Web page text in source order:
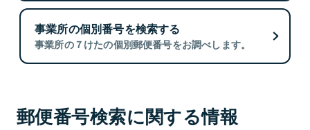
事業所の個別番号を検索する
事業所の７けたの個別郵便番号をお調べします。
郵便番号検索に関する情報